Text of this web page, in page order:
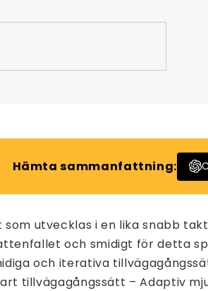
Hämta sammanfattning:
utvecklas i en lika snabb
och smidigt för detta
och iterativa
tillvägagångssätt – Adaptiv